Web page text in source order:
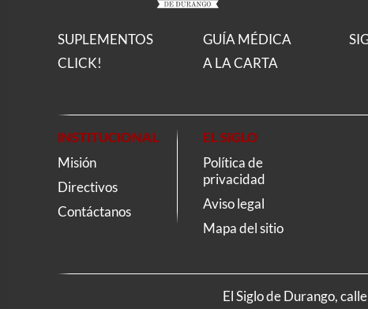
SUPLEMENTOS
CLICK!
GUÍA MÉDICA
A LA CARTA
INSTITUCIONAL
Misión
Directivos
Contáctanos
EL SIGLO
Política de
privacidad
Aviso legal
Mapa del sitio
El Siglo de Durango,